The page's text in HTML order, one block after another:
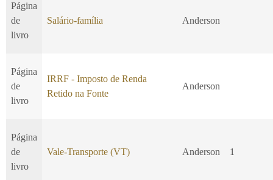
Página
de
livro
Salário-família Anderson
Página
de
livro
IRRF - Imposto de Renda
Retido na Fonte
Anderson
Página
de
livro
Vale-Transporte (VT) Anderson 1